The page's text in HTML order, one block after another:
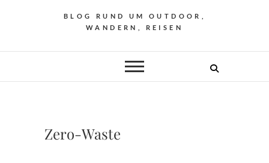
BLOG RUND UM OUTDOOR,
WANDERN, REISEN
Zero-Waste